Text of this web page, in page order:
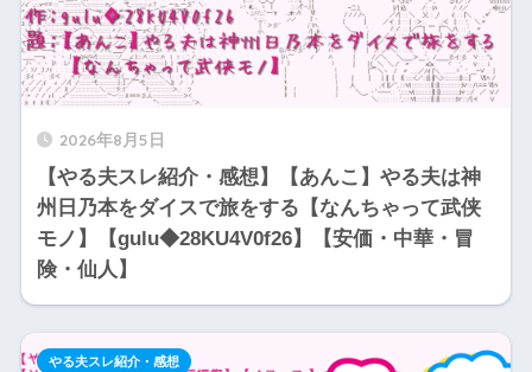
2026年8月5日
【やる夫スレ紹介・感想】【あんこ】やる夫は神
州日乃本をダイスで旅をする【なんちゃって武侠
モノ】【gulu◆28KU4V0f26】【安価・中華・冒
険・仙人】
やる夫スレ紹介・感想